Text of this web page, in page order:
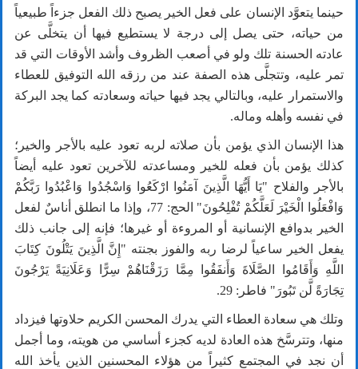
حينما يتعوَّد الإنسان على فعل الخير يصبح ذلك الفعل جزءاً طبيعياً
من حياته، حتى يصل إلى درجة لا يستطيع فيها أن يتخلَّى عن
عادته الحسنة تلك ولو في أصعب الظروف وأشد الأوقات التي قد
تمر عليه، وتتجلَّى هذه الصفة عند من رزقه الله التوفيق للعطاء
والاستمرار عليه، وبالتالي يجد فيها حياته وسعادته كما يجد البركة
في نفسه وأهله وماله.
هذا الإنسان الذي يؤمن بأن صلاته لربه تعود عليه بالأجر والخير؛
كذلك يؤمن بأن فعله للخير ومساعدته للآخرين تعود عليه أيضاً
بالأجر والفلاح "يَا أَيُّهَا الَّذِينَ آمَنُوا ارْكَعُوا وَاسْجُدُوا وَاعْبُدُوا رَبَّكُمْ
وَافْعَلُوا الْخَيْرَ لَعَلَّكُمْ تُفْلِحُونَ" الحج: 77، وإذا ما انطلق أناسٌ لفعل
الخير بدوافع الإنسانية أو المروءة أو غيرها؛ فإنه إلى جانب ذلك
يفعل الخير ساعياً لرضا ربه والفوز بجنته " إِنَّ الَّذِينَ يَتْلُونَ كِتَابَ
اللَّهِ وَأَقَامُوا الصَّلَاةَ وَأَنفَقُوا مِمَّا رَزَقْنَاهُمْ سِرًّا وَعَلَانِيَةً يَرْجُونَ
تِجَارَةً لَّن تَبُورَ" فاطر: 29
.
وتلك هي سعادة العطاء التي يدرك المحسن الكريم حلاوتها فيزداد
منها، وتترسَّخ هذه العادة لديه كجزء أساسي من هويته، وما أجمل
أن نجد في المجتمع كثيراً من هؤلاء المحسنين الذين يأخذ الله